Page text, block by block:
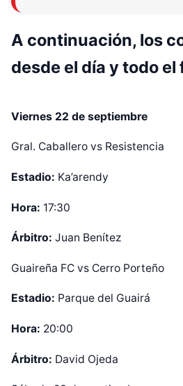
A continuación, los
desde el día y todo el
Viernes 22 de septiembre
Gral. Caballero vs Resistencia
Estadio: Ka’arendy
Hora: 17:30
Árbitro: Juan Benítez
Guaireña FC vs Cerro Porteño
Estadio: Parque del Guairá
Hora: 20:00
Árbitro: David Ojeda